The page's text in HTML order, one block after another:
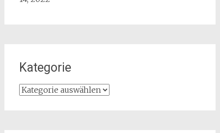
Kategorie
Kategorie